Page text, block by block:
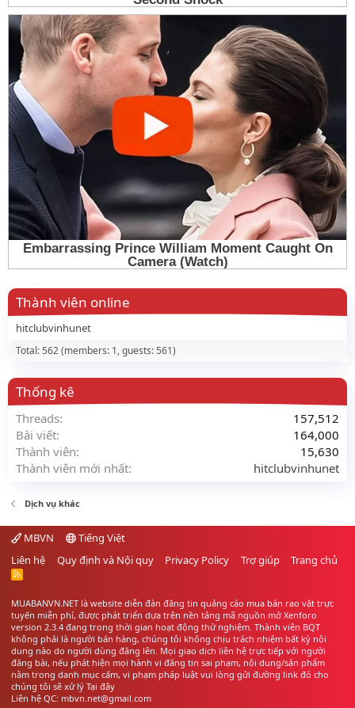
Thành viên online
hitclubvinhunet
Total: 562 (members: 1, guests: 561)
Thống kê
Threads
157,512
Bài viết
164,000
Thành viên
15,630
Thành viên mới nhất
hitclubvinhunet
Dịch vụ khác
MBVN
Tiếng Việt
Liên hệ
Quy định và Nội quy Privacy Policy Trợ giúp Trang chủ
R
MUABANVN.NET là website diễn đàn đăng tin quảng cáo mua bán rao vặt trực
tuyến miễn phí, được phát triển dựa trên nền tảng mã nguồn mở Xenforo
version 2.3.4 đang trong thời gian hoạt động thử nghiệm. Thành viên BQT
không phải là người bán hàng, chúng tôi không chịu trách nhiệm bất kỳ nội
dung nào do người dùng đăng lên. Mọi giao dịch liên hệ trực tiếp với người
đăng bài, nếu phát hiện mọi hành vi đăng tin sai phạm, nội dung/sản phẩm
nằm trong danh mục cấm, vi phạm pháp luật vui lòng gửi đường link đó cho
chúng tôi sẽ xử lý Tại đây
Liên hệ QC: mbvn.net@gmail.com